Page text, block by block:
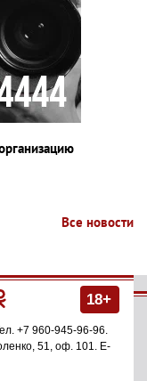
Все новости
18+
+7 960-945-96-96
51, оф. 101
. E-